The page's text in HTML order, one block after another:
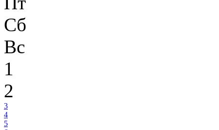
Сб
Вс
1
2
3
4
5